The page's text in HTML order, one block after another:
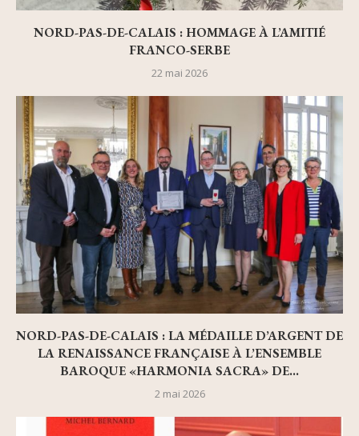
NORD-PAS-DE-CALAIS : HOMMAGE À L’AMITIÉ
FRANCO-SERBE
22 mai 2026
NORD-PAS-DE-CALAIS : LA MÉDAILLE D’ARGENT DE
LA RENAISSANCE FRANÇAISE À L’ENSEMBLE
BAROQUE «HARMONIA SACRA» DE...
2 mai 2026